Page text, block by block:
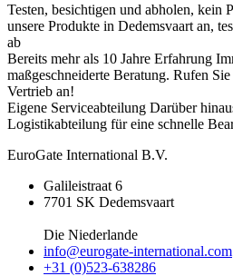
Testen, besichtigen und abholen, kein
unsere Produkte in Dedemsvaart an,
ab
Bereits mehr als 10 Jahre Erfahrung
maßgeschneiderte Beratung. Rufen
Vertrieb an!
Eigene Serviceabteilung Darüber
Logistikabteilung für eine schnelle
EuroGate International B.V.
Galileistraat 6
7701 SK Dedemsvaart
Die Niederlande
info@eurogate-international.com
+31 (0)523-638286